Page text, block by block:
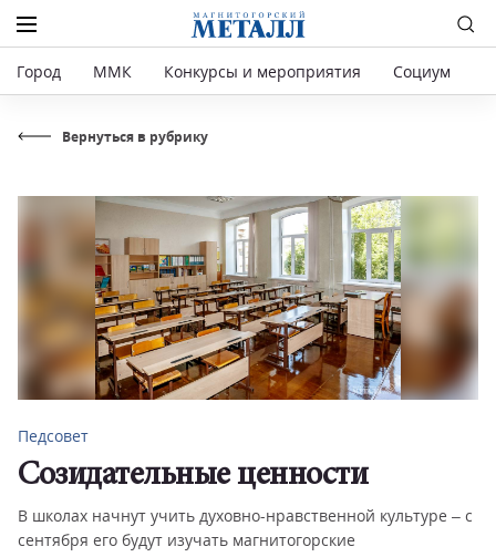
Город ММК Конкурсы и мероприятия Социум
Вернуться в рубрику
Педсовет
Созидательные ценности
В школах начнут учить духовно-нравственной культуре – с
сентября его будут изучать магнитогорские